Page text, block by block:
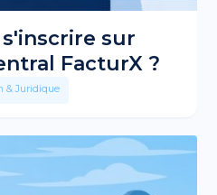
sur
FacturX ?
& Juridique